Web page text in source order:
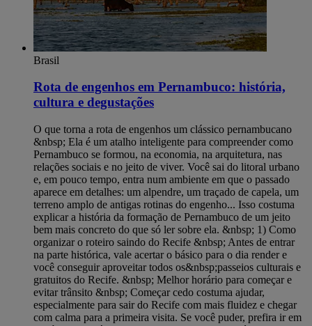
Brasil
Rota de engenhos em Pernambuco: história,
cultura e degustações
O que torna a rota de engenhos um clássico pernambucano
&nbsp; Ela é um atalho inteligente para compreender como
Pernambuco se formou, na economia, na arquitetura, nas
relações sociais e no jeito de viver. Você sai do litoral urbano
e, em pouco tempo, entra num ambiente em que o passado
aparece em detalhes: um alpendre, um traçado de capela, um
terreno amplo de antigas rotinas do engenho... Isso costuma
explicar a história da formação de Pernambuco de um jeito
bem mais concreto do que só ler sobre ela. &nbsp; 1) Como
organizar o roteiro saindo do Recife &nbsp; Antes de entrar
na parte histórica, vale acertar o básico para o dia render e
você conseguir aproveitar todos os&nbsp;passeios culturais e
gratuitos do Recife. &nbsp; Melhor horário para começar e
evitar trânsito &nbsp; Começar cedo costuma ajudar,
especialmente para sair do Recife com mais fluidez e chegar
com calma para a primeira visita. Se você puder, prefira ir em